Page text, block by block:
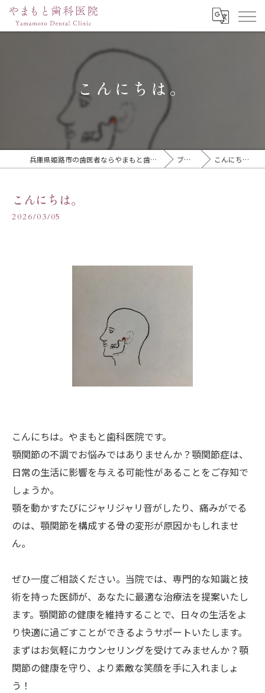
こんにちは。
兵庫県姫路市の歯医者ならやまもと歯科医院 ブログ こんにちは。
こんにちは。
2026/03/05
こんにちは。やまもと歯科医院です。
顎関節の不調でお悩みではありませんか？顎関節症は、
日常の生活に影響を与える可能性があることをご存知で
しょうか。
顎を動かすたびにジャリジャリ音がしたり、痛みがでる
のは、顎関節を構成する骨の変形が原因かもしれませ
ん。
ぜひ一度ご相談ください。当院では、専門的な知識と技
術を持った医師が、あなたに最適な治療法を提案いたし
ます。顎関節の健康を維持することで、日々の生活をよ
り快適に過ごすことができるようサポートいたします。
まずはお気軽にカウンセリングを受けてみませんか？顎
関節の健康を守り、より素敵な笑顔を手に入れましょ
う！